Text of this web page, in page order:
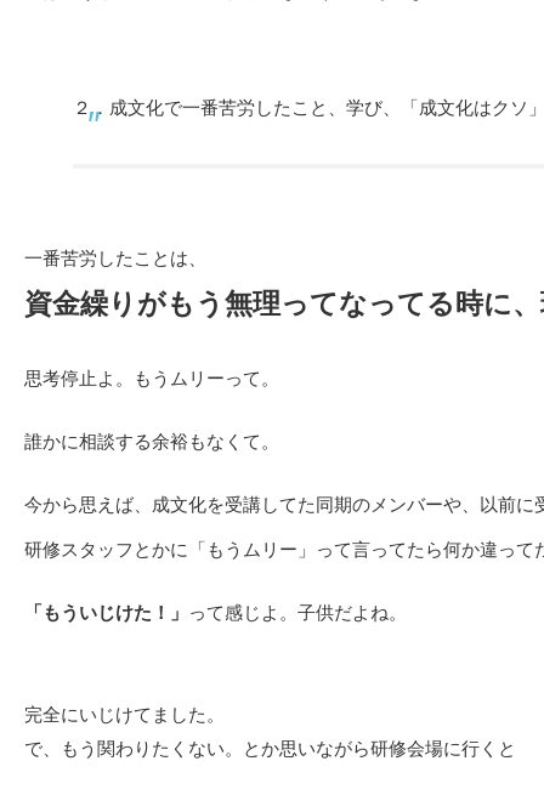
２．成文化で一番苦労したこと、学び、「成文化はクソ
一番苦労したことは、
資金繰りがもう無理ってなってる時に
思考停止よ。もうムリーって。
誰かに相談する余裕もなくて。
今から思えば、成文化を受講してた同期のメンバーや、以前に
研修スタッフとかに「もうムリー」って言ってたら何か違って
「もういじけた！」 って感じよ。子供だよね。
完全にいじけてました。
で、もう関わりたくない。とか思いながら研修会場に行くと